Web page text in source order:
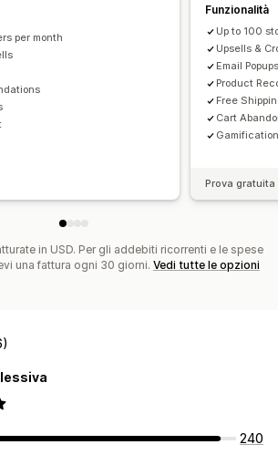
Analisi
per month
Funzionalità
Up to 100
Upsells &
Email
Product
Free
Cart
Prova
in USD. Per gli addebiti ricorrenti e le spese
una fattura ogni 30 giorni. Vedi tutte le opzioni
240